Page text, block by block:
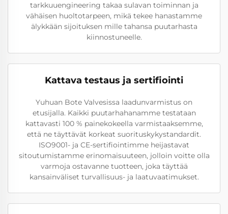
tarkkuuengineering takaa sulavan toiminnan ja
vähäisen huoltotarpeen, mikä tekee hanastamme
älykkään sijoituksen mille tahansa puutarhasta
kiinnostuneelle.
Kattava testaus ja sertifiointi
Yuhuan Bote Valvesissa laadunvarmistus on
etusijalla. Kaikki puutarhahanamme testataan
kattavasti 100 % painekokeella varmistaaksemme,
että ne täyttävät korkeat suorituskykystandardit.
ISO9001- ja CE-sertifiointimme heijastavat
sitoutumistamme erinomaisuuteen, jolloin voitte olla
varmoja ostavanne tuotteen, joka täyttää
kansainväliset turvallisuus- ja laatuvaatimukset.